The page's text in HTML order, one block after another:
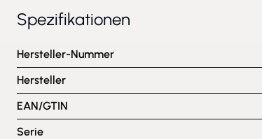
Spezifikationen
Hersteller-Nummer
Hersteller
EAN/GTIN
Serie